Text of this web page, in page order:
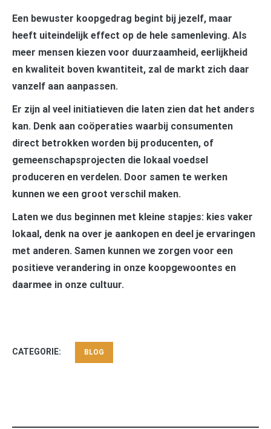
Een bewuster koopgedrag begint bij jezelf, maar
heeft uiteindelijk effect op de hele samenleving. Als
meer mensen kiezen voor duurzaamheid, eerlijkheid
en kwaliteit boven kwantiteit, zal de markt zich daar
vanzelf aan aanpassen.
Er zijn al veel initiatieven die laten zien dat het anders
kan. Denk aan coöperaties waarbij consumenten
direct betrokken worden bij producenten, of
gemeenschapsprojecten die lokaal voedsel
produceren en verdelen. Door samen te werken
kunnen we een groot verschil maken.
Laten we dus beginnen met kleine stapjes: kies vaker
lokaal, denk na over je aankopen en deel je ervaringen
met anderen. Samen kunnen we zorgen voor een
positieve verandering in onze koopgewoontes en
daarmee in onze cultuur.
CATEGORIE: BLOG